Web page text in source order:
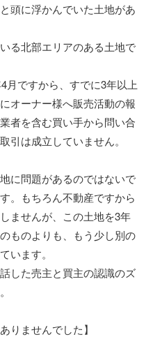
頭に浮かんでいた土地があ
る北部エリアのある土地で
月ですから、すでに3年以上
オーナー様へ販売活動の報
者を含む買い手から問い合
引は成立していません。
に問題があるのではないで
。もちろん不動産ですから
ませんが、この土地を3年
ものよりも、もう少し別の
います。
した売主と買主の認識のズ
りませんでした】